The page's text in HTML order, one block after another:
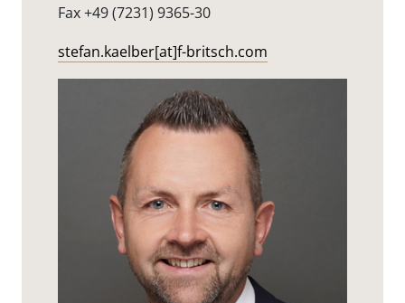
Fax +49 (7231) 9365-30
stefan.kaelber[at]f-britsch.com